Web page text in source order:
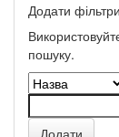
Додати
пошуку.